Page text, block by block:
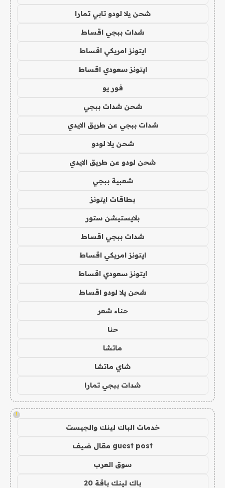
شحن يلا لودو تابي تمارا
شدات ببجي اقساط
ايتونز امريكي اقساط
ايتونز سعودي اقساط
فور يو
شحن شدات ببجي
شدات ببجي عن طريق الايدي
شحن يلا لودو
شحن لودو عن طريق الايدي
شعبية ببجي
بطاقات ايتونز
بلايستيشن ستور
شدات ببجي اقساط
ايتونز امريكي اقساط
ايتونز سعودي اقساط
شحن يلا لودو اقساط
حناء شعر
حنا
ماتشا
شاي ماتشا
شدات ببجي تمارا
!
خدمات الباك لينك والجيست
guest post مقال ضيف
سوق العرب
باك لينك باقة 20